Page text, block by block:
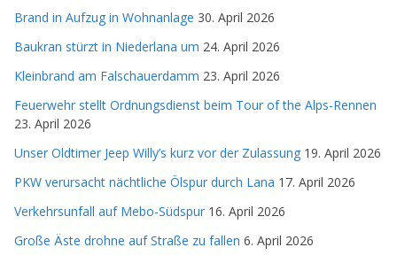
Brand in Aufzug in Wohnanlage 30. April 2026
Baukran stürzt in Niederlana um 24. April 2026
Kleinbrand am Falschauerdamm 23. April 2026
Feuerwehr stellt Ordnungsdienst beim Tour of the Alps-Rennen
23. April 2026
Unser Oldtimer Jeep Willy’s kurz vor der Zulassung 19. April 2026
PKW verursacht nächtliche Ölspur durch Lana 17. April 2026
Verkehrsunfall auf Mebo-Südspur 16. April 2026
Große Äste drohne auf Straße zu fallen 6. April 2026